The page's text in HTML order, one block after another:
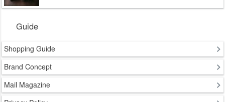
Guide
Shopping Guide
Brand Concept
Mail Magazine